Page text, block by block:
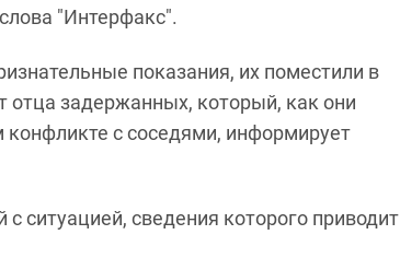
"Интерфакс".
показания, их поместили в
отца задержанных, который, как они
с соседями, информирует
ситуацией, сведения которого приводит